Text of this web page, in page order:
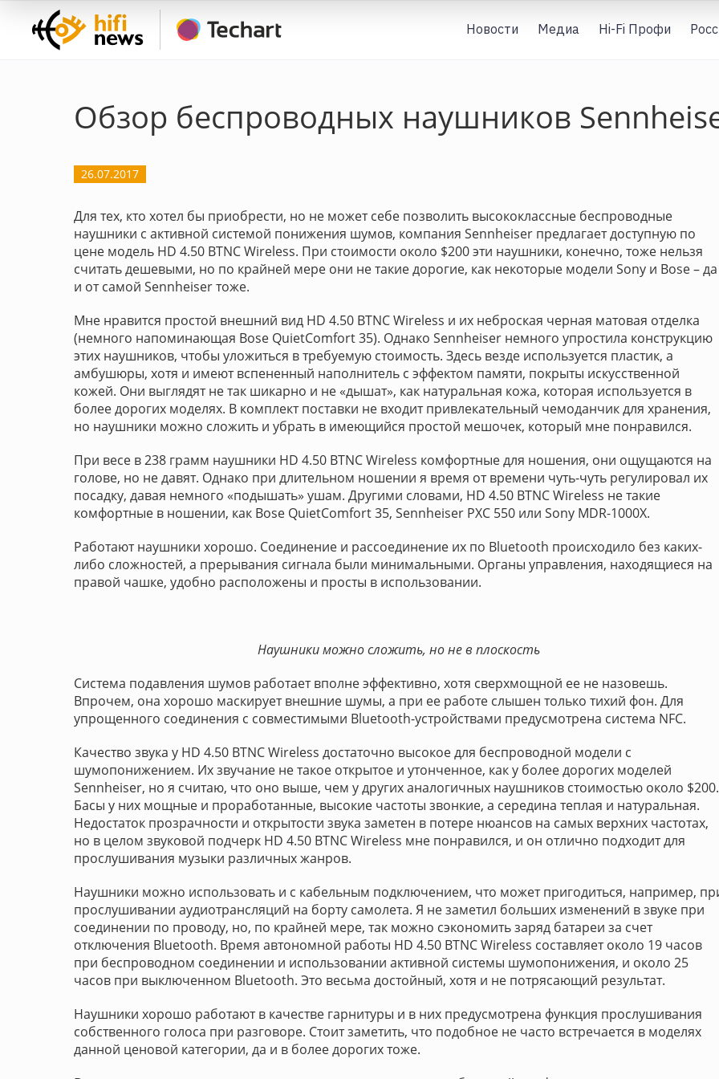
Новости Медиа Hi-Fi Профи
Обзор беспроводных наушников
26.07.2017
Для тех, кто хотел бы приобрести, но не может себе позволить высококлассные беспроводные
наушники с активной системой понижения шумов, компания Sennheiser предлагает доступную по
цене модель HD 4.50 BTNC Wireless. При стоимости около $200 эти наушники, конечно, тоже нельзя
считать дешевыми, но по крайней мере они не такие дорогие, как некоторые модели Sony и Bose – да
и от самой Sennheiser тоже.
Мне нравится простой внешний вид HD 4.50 BTNC Wireless и их неброская черная матовая отделка
(немного напоминающая Bose QuietComfort 35). Однако Sennheiser немного упростила конструкцию
этих наушников, чтобы уложиться в требуемую стоимость. Здесь везде используется пластик, а
амбушюры, хотя и имеют вспененный наполнитель с эффектом памяти, покрыты искусственной
кожей. Они выглядят не так шикарно и не «дышат», как натуральная кожа, которая используется в
более дорогих моделях. В комплект поставки не входит привлекательный чемоданчик для хранения,
но наушники можно сложить и убрать в имеющийся простой мешочек, который мне понравился.
При весе в 238 грамм наушники HD 4.50 BTNC Wireless комфортные для ношения, они ощущаются на
голове, но не давят. Однако при длительном ношении я время от времени чуть-чуть регулировал их
посадку, давая немного «подышать» ушам. Другими словами, HD 4.50 BTNC Wireless не такие
комфортные в ношении, как Bose QuietComfort 35, Sennheiser PXC 550 или Sony MDR-1000X.
Работают наушники хорошо. Соединение и рассоединение их по Bluetooth происходило без каких-
либо сложностей, а прерывания сигнала были минимальными. Органы управления, находящиеся на
правой чашке, удобно расположены и просты в использовании.
Наушники можно сложить, но не в плоскость
Система подавления шумов работает вполне эффективно, хотя сверхмощной ее не назовешь.
Впрочем, она хорошо маскирует внешние шумы, а при ее работе слышен только тихий фон. Для
упрощенного соединения с совместимыми Bluetooth-устройствами предусмотрена система NFC.
Качество звука у HD 4.50 BTNC Wireless достаточно высокое для беспроводной модели с
шумопонижением. Их звучание не такое открытое и утонченное, как у более дорогих моделей
Sennheiser, но я считаю, что оно выше, чем у других аналогичных наушников стоимостью около $200.
Басы у них мощные и проработанные, высокие частоты звонкие, а середина теплая и натуральная.
Недостаток прозрачности и открытости звука заметен в потере нюансов на самых верхних частотах,
но в целом звуковой подчерк HD 4.50 BTNC Wireless мне понравился, и он отлично подходит для
прослушивания музыки различных жанров.
Наушники можно использовать и с кабельным подключением, что может пригодиться, например,
прослушивании аудиотрансляций на борту самолета. Я не заметил больших изменений в звуке при
соединении по проводу, но, по крайней мере, так можно сэкономить заряд батареи за счет
отключения Bluetooth. Время автономной работы HD 4.50 BTNC Wireless составляет около 19 часов
при беспроводном соединении и использовании активной системы шумопонижения, и около 25
часов при выключенном Bluetooth. Это весьма достойный, хотя и не потрясающий результат.
Наушники хорошо работают в качестве гарнитуры и в них предусмотрена функция прослушивания
собственного голоса при разговоре. Стоит заметить, что подобное не часто встречается в моделях
данной ценовой категории, да и в более дорогих тоже.